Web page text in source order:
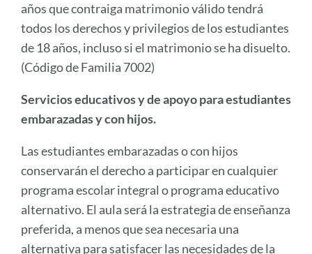
años que contraiga matrimonio válido tendrá
todos los derechos y privilegios de los estudiantes
de 18 años, incluso si el matrimonio se ha disuelto.
(Código de Familia 7002)
Servicios educativos y de apoyo para estudiantes
embarazadas y con hijos.
Las estudiantes embarazadas o con hijos
conservarán el derecho a participar en cualquier
programa escolar integral o programa educativo
alternativo. El aula será la estrategia de enseñanza
preferida, a menos que sea necesaria una
alternativa para satisfacer las necesidades de la